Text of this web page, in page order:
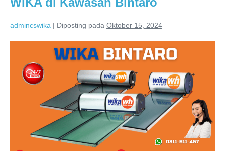
admincswika | Diposting pada Oktober 15, 2024
Bintaro:
Solusi